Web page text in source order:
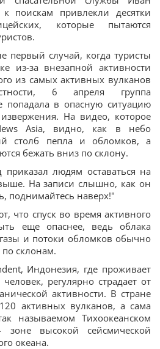
поискам привлекли десятки
которые пытаются
случай, когда туристы
из-за внезапной активности
из самых активных вулканов
6 апреля группа
попадала в опасную ситуацию
На видео, которое
Asia, видно, как в небо
столб пепла и обломков, а
бежать вниз по склону.
людям оставаться на
На записи слышно, как он
поднимайтесь наверх!"
что спуск во время активного
еще опаснее, ведь облака
и потоки обломков обычно
склонам.
Индонезия, где проживает
регулярно страдает от
активности. В стране
активных вулканов, а сама
называемом Тихоокеанском
высокой сейсмической
океана.